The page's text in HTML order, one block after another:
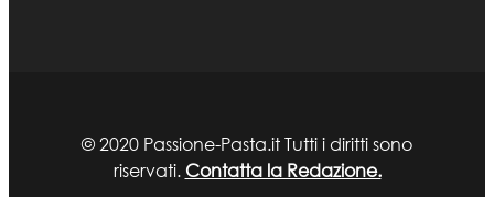
© 2020 Passione-Pasta.it Tutti i diritti sono
riservati. Contatta la Redazione.